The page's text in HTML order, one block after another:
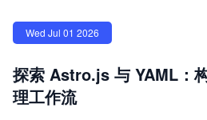
Wed Jul 01 2026
探索 Astro.js 与 YAML：
理工作流